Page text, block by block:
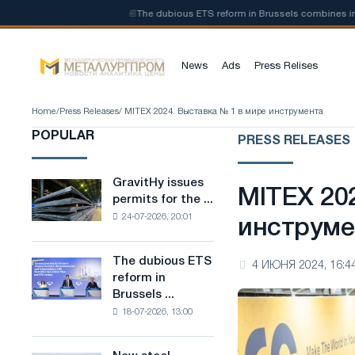
The dubious ETS reform in Brussels combines industry
News Ads Press Relises
Home/ Press Releases/ MITEX 2024. Выставка № 1 в мире инструмента
POPULAR
GravitHy
issues
permits
construction
of
for
GravitHy issues
permits for the ...
24-07-2026, 20:01
The
dubious
ETS
The dubious ETS
reform in
Brussels ...
18-07-2026, 13:00
PRESS RELEASES
MITEX
4 ИЮНЯ 2024,